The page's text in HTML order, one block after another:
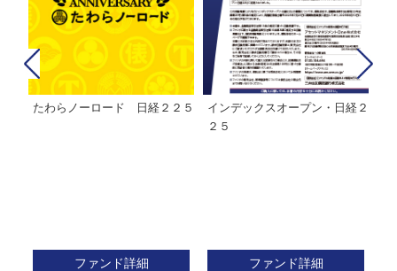
たわらノーロード 日経２２５
ファンド詳細
インデックスオープン・日経２
２５
ファンド詳細